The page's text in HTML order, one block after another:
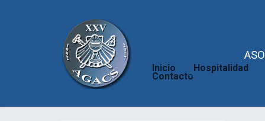
Inicio Hospitalidad
Contacto